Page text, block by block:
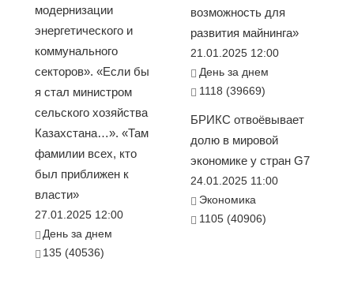
модернизации
энергетического и
коммунального
секторов». «Если бы
я стал министром
сельского хозяйства
Казахстана…». «Там
фамилии всех, кто
был приближен к
власти»
27.01.2025 12:00
День за днем
135 (40536)
возможность для
развития майнинга»
21.01.2025 12:00
День за днем
1118 (39669)
БРИКС отвоёвывает
долю в мировой
экономике у стран G7
24.01.2025 11:00
Экономика
1105 (40906)